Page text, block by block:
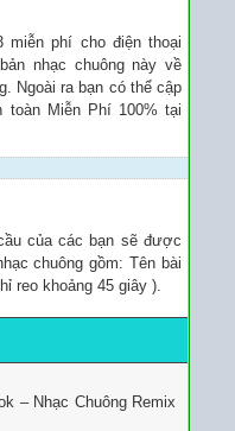
miễn phí cho điện thoại
nhạc chuông này về
Ngoài ra bạn có thể cập
Miễn Phí 100% tại
của các bạn sẽ được
chuông gồm: Tên bài
reo khoảng 45 giây ).
– Nhạc Chuông Remix